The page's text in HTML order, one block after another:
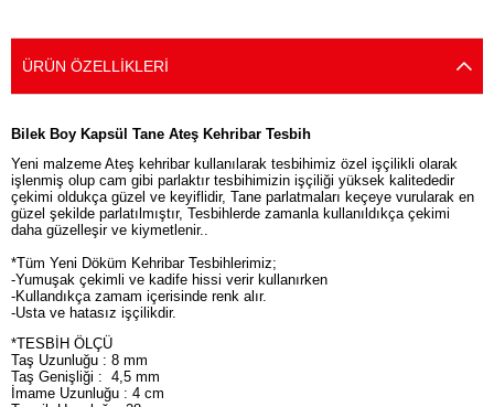
ÜRÜN ÖZELLIKLERI
Bilek Boy Kapsül Tane Ateş Kehribar Tesbih
Yeni malzeme Ateş kehribar kullanılarak tesbihimiz özel işçilikli olarak
işlenmiş olup cam gibi parlaktır tesbihimizin işçiliği yüksek kalitededir
çekimi oldukça güzel ve keyiflidir, Tane parlatmaları keçeye vurularak en
güzel şekilde parlatılmıştır, Tesbihlerde zamanla kullanıldıkça çekimi
daha güzelleşir ve kiymetlenir..
*Tüm Yeni Döküm Kehribar Tesbihlerimiz;
-Yumuşak çekimli ve kadife hissi verir kullanırken
-Kullandıkça zamam içerisinde renk alır.
-Usta ve hatasız işçilikdir.
*TESBİH ÖLÇÜ
Taş Uzunluğu : 8 mm
Taş Genişliği : 4,5 mm
İmame Uzunluğu : 4 cm